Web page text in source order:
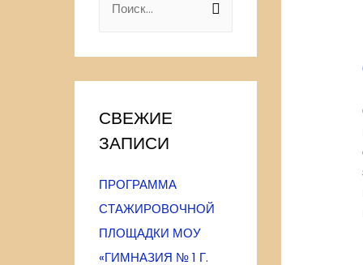
:СВЕЖИЕ
ЗАПИСИ
ПРОГРАММА
СТАЖИРОВОЧНОЙ
ПЛОЩАДКИ МОУ
«ГИМНАЗИЯ № 1 Г.